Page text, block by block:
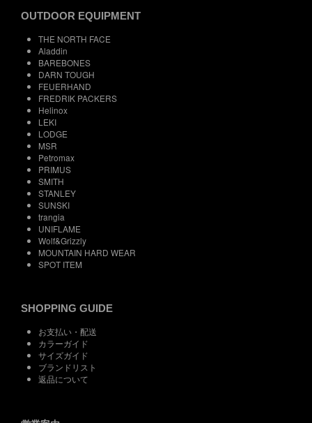
OUTDOOR EQUIPMENT
THE NORTH FACE
Aladdin
BAREBONES
DARN TOUGH
FEUERHAND
FREDRIK PACKERS
Helinox
LEKI
LODGE
MSR
Petromax
PRIMUS
SMITH
STANLEY
SUNSKI
trangia
UNIFLAME
Wolf&Grizzly
MOUNTAIN HARD WEAR
SPOT ITEM
SHOPPING GUIDE
お支払い・配送
カラーガイド
サイズガイド
ブランドリスト
返品について